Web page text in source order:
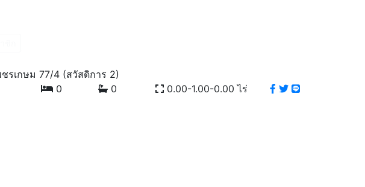
รเกษม 77/4 (สวัสดิการ 2)
0 0 0.00-1.00-0.00 ไร่